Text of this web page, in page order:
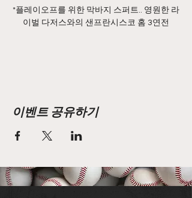
*플레이오프를 위한 막바지 스퍼트.. 영원한 라
이벌 다저스와의 샌프란시스코 홈 3연전
이벤트 공유하기